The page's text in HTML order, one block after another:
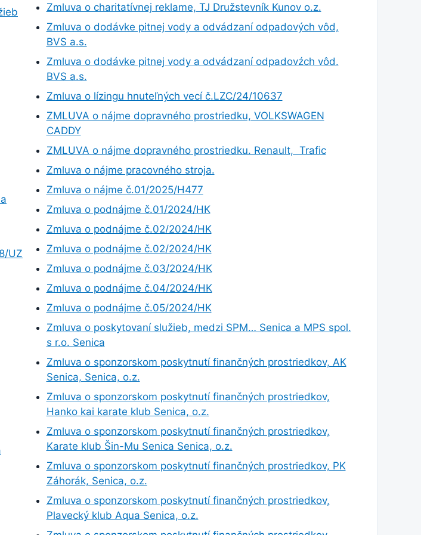
UZ
Zmluva o charitatívnej reklame, TJ Družstevník Kunov o.z.
Zmluva o dodávke pitnej vody a odvádzaní odpadových vôd,
BVS a.s.
Zmluva o dodávke pitnej vody a odvádzaní odpadovźch vôd.
BVS a.s.
Zmluva o lízingu hnuteľných vecí č.LZC/24/10637
ZMLUVA o nájme dopravného prostriedku, VOLKSWAGEN
CADDY
ZMLUVA o nájme dopravného prostriedku. Renault, Trafic
Zmluva o nájme pracovného stroja.
Zmluva o nájme č.01/2025/H477
Zmluva o podnájme č.01/2024/HK
Zmluva o podnájme č.02/2024/HK
Zmluva o podnájme č.02/2024/HK
Zmluva o podnájme č.03/2024/HK
Zmluva o podnájme č.04/2024/HK
Zmluva o podnájme č.05/2024/HK
Zmluva o poskytovaní služieb, medzi SPM… Senica a MPS spol.
s r.o. Senica
Zmluva o sponzorskom poskytnutí finančných prostriedkov, AK
Senica, Senica, o.z.
Zmluva o sponzorskom poskytnutí finančných prostriedkov,
Hanko kai karate klub Senica, o.z.
Zmluva o sponzorskom poskytnutí finančných prostriedkov,
Karate klub Šin-Mu Senica Senica, o.z.
Zmluva o sponzorskom poskytnutí finančných prostriedkov, PK
Záhorák, Senica, o.z.
Zmluva o sponzorskom poskytnutí finančných prostriedkov,
Plavecký klub Aqua Senica, o.z.